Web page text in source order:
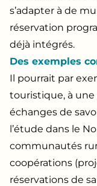
s’adapter à de
réservation
déjà intégrés.
Des exemples
Il pourrait par
touristique, à une
échanges de
l’étude dans le
communautés
coopérations
réservations de